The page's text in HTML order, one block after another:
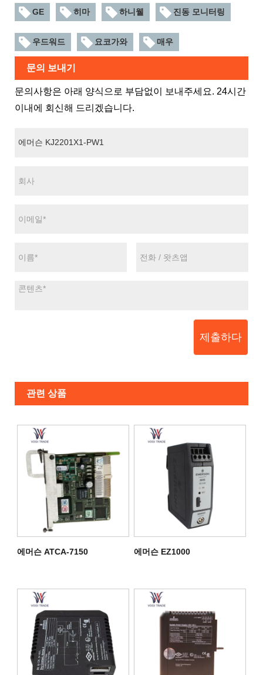
GE 히마 하니웰 진동 모니터링
우드워드 요코가와 매우
문의 보내기
문의사항은 아래 양식으로 부담없이 보내주세요. 24시간
이내에 회신해 드리겠습니다.
제출하다
관련 상품
에머슨 ATCA-7150 에머슨 EZ1000